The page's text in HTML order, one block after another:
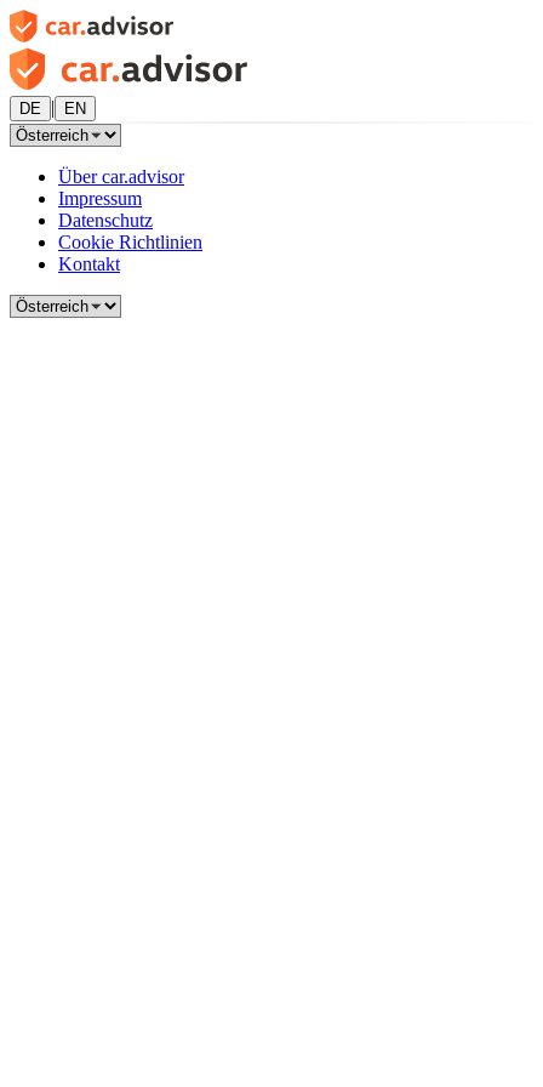
DE | EN
Über car.advisor
Impressum
Datenschutz
Cookie Richtlinien
Kontakt